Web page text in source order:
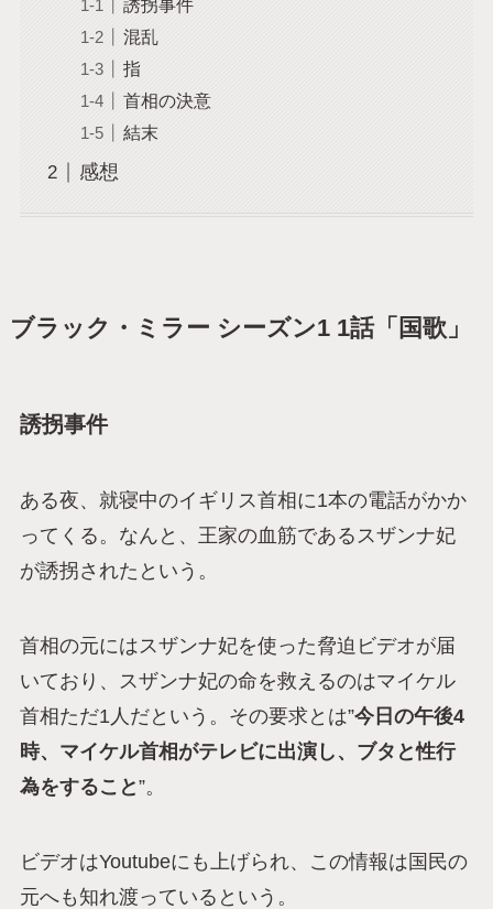
誘拐事件
混乱
指
首相の決意
結末
感想
ブラック・ミラー シーズン1 1話「国歌」
誘拐事件
ある夜、就寝中のイギリス首相に1本の電話がかか
ってくる。なんと、王家の血筋であるスザンナ妃
が誘拐されたという。
首相の元にはスザンナ妃を使った脅迫ビデオが届
いており、スザンナ妃の命を救えるのはマイケル
首相ただ1人だという。その要求とは”今日の午後4
時、マイケル首相がテレビに出演し、ブタと性行
為をすること”。
ビデオはYoutubeにも上げられ、この情報は国民の
元へも知れ渡っているという。